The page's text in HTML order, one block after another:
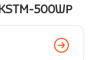
500WР